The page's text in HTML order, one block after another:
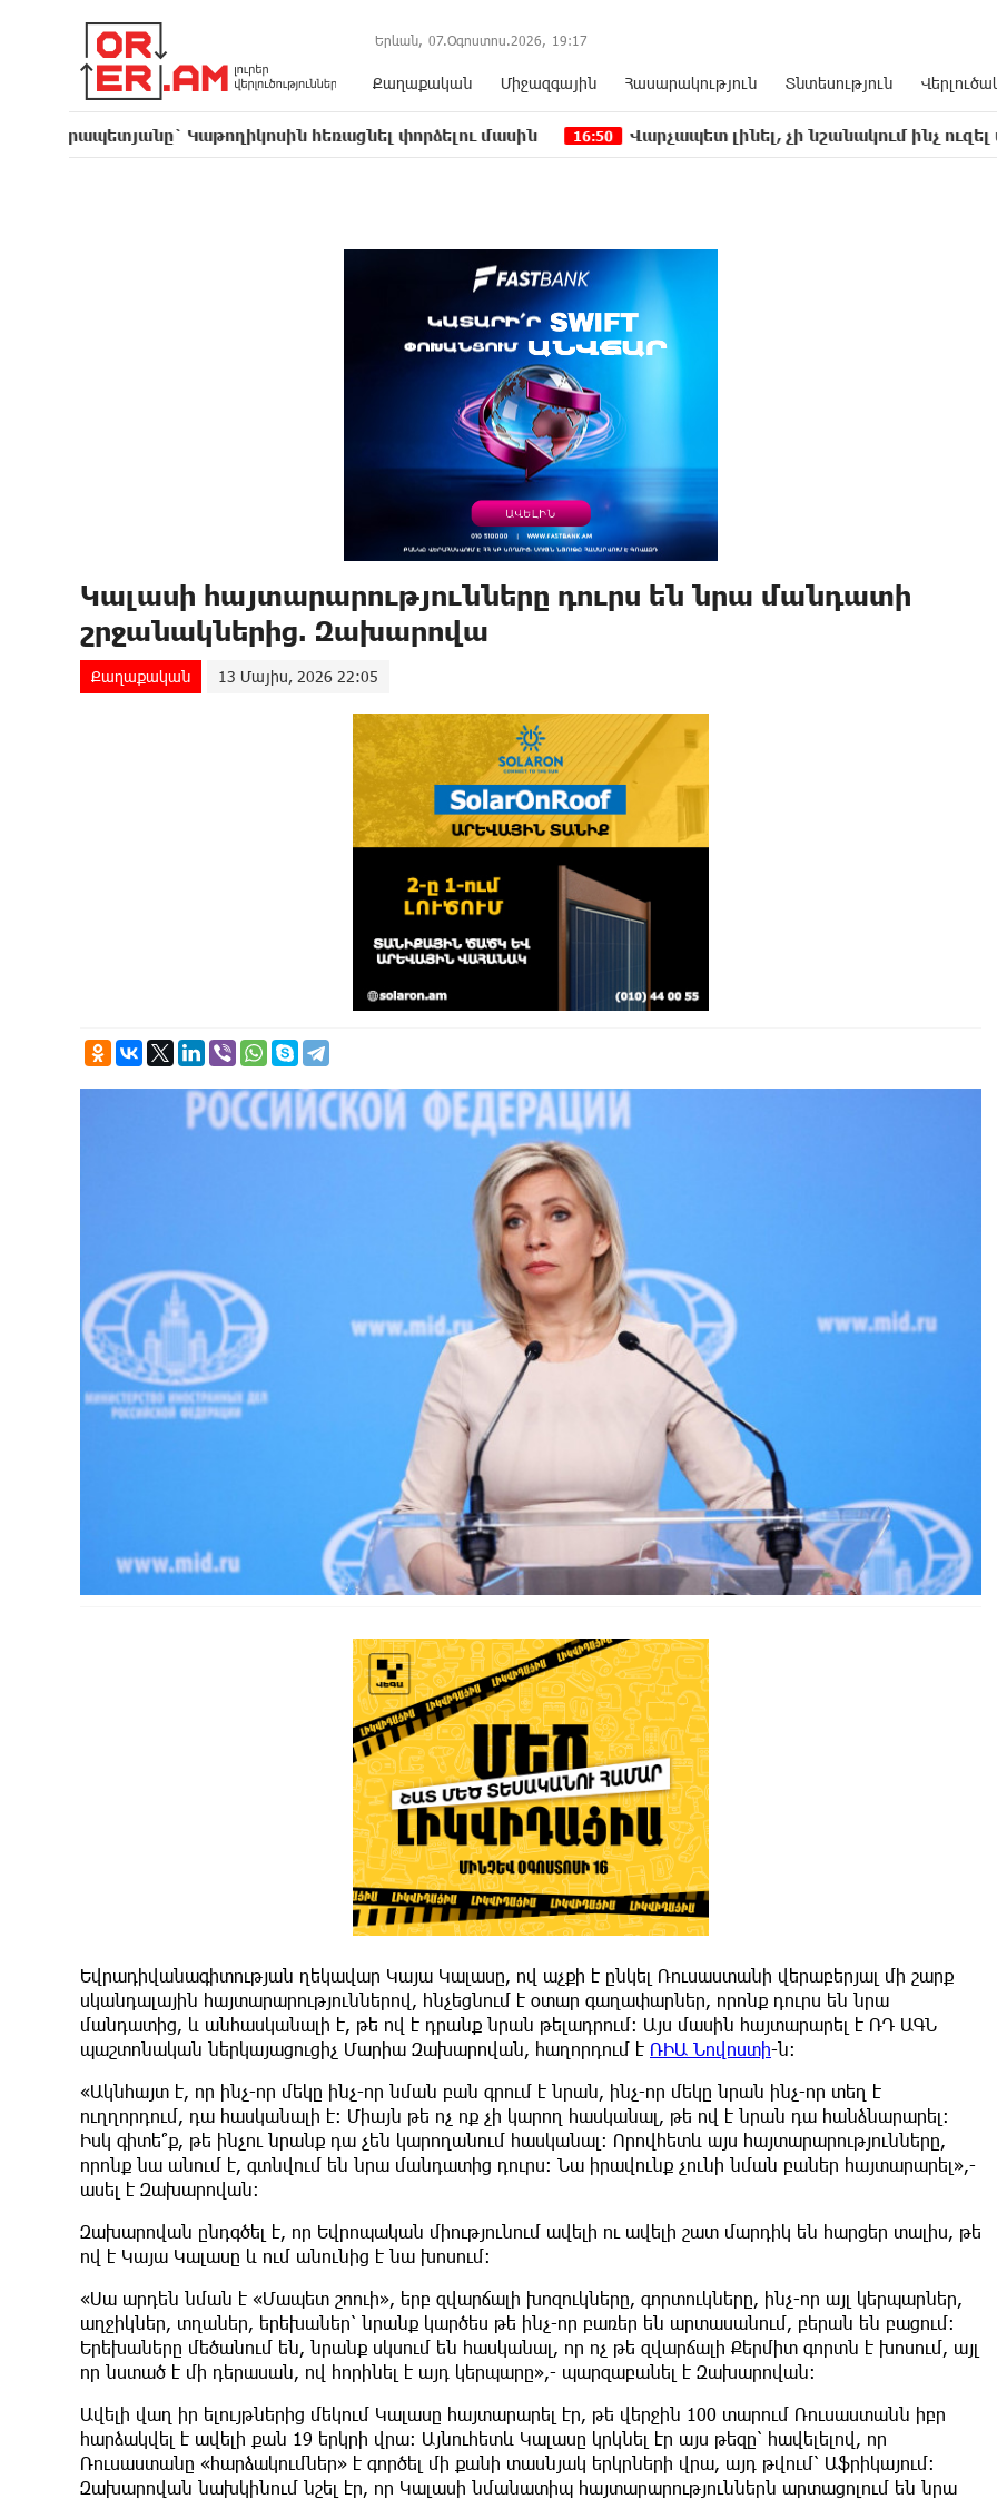
Երևան, 07.Օգոստոս.2026, 19:17
Քաղաքական Միջազգային Հասարակություն Տնտեսություն
Կաթողիկոսին հեռացնել փորձելու մասին 16:50 Վարչապետ լինել, չի նշանակում ինչ ուզել անել
Կալասի հայտարարությունները դուրս են նրա մանդատի
շրջանակներից. Զախարովա
Քաղաքական 13 Մայիս, 2026 22:05
Եվրադիվանագիտության ղեկավար Կայա Կալասը, ով աչքի է ընկել Ռուսաստանի վերաբերյալ մի շարք
սկանդալային հայտարարություններով, հնչեցնում է օտար գաղափարներ, որոնք դուրս են նրա
մանդատից, և անհասկանալի է, թե ով է դրանք նրան թելադրում: Այս մասին հայտարարել է ՌԴ ԱԳՆ
պաշտոնական ներկայացուցիչ Մարիա Զախարովան, հաղորդում է ՌԻԱ Նովոստի-ն:
«Ակնհայտ է, որ ինչ-որ մեկը ինչ-որ նման բան գրում է նրան, ինչ-որ մեկը նրան ինչ-որ տեղ է
ուղղորդում, դա հասկանալի է։ Միայն թե ոչ ոք չի կարող հասկանալ, թե ով է նրան դա հանձնարարել։
Իսկ գիտե՞ք, թե ինչու նրանք դա չեն կարողանում հասկանալ։ Որովհետև այս հայտարարությունները,
որոնք նա անում է, գտնվում են նրա մանդատից դուրս։ Նա իրավունք չունի նման բաներ հայտարարել»,-
ասել է Զախարովան։
Զախարովան ընդգծել է, որ Եվրոպական միությունում ավելի ու ավելի շատ մարդիկ են հարցեր տալիս, թե
ով է Կայա Կալասը և ում անունից է նա խոսում։
«Սա արդեն նման է «Մապետ շոուի», երբ զվարճալի խոզուկները, գորտուկները, ինչ-որ այլ կերպարներ,
աղջիկներ, տղաներ, երեխաներ՝ նրանք կարծես թե ինչ-որ բառեր են արտասանում, բերան են բացում:
Երեխաները մեծանում են, նրանք սկսում են հասկանալ, որ ոչ թե զվարճալի Քերմիտ գորտն է խոսում, այլ
որ նստած է մի դերասան, ով հորինել է այդ կերպարը»,- պարզաբանել է Զախարովան։
Ավելի վաղ իր ելույթներից մեկում Կալասը հայտարարել էր, թե վերջին 100 տարում Ռուսաստանն իբր
հարձակվել է ավելի քան 19 երկրի վրա։ Այնուհետև Կալասը կրկնել էր այս թեզը՝ հավելելով, որ
Ռուսաստանը «հարձակումներ» է գործել մի քանի տասնյակ երկրների վրա, այդ թվում՝ Աֆրիկայում։
Զախարովան նախկինում նշել էր, որ Կալասի նմանատիպ հայտարարություններն արտացոլում են նրա